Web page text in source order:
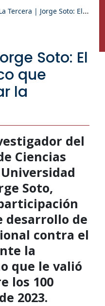
Tercera | Jorge Soto: El joven científico que ayudó a frenar la pandemia
Soto: El
que
la
del
Ciencias
Soto,
desarrollo de
contra el
la
que le valió
los 100
2023.